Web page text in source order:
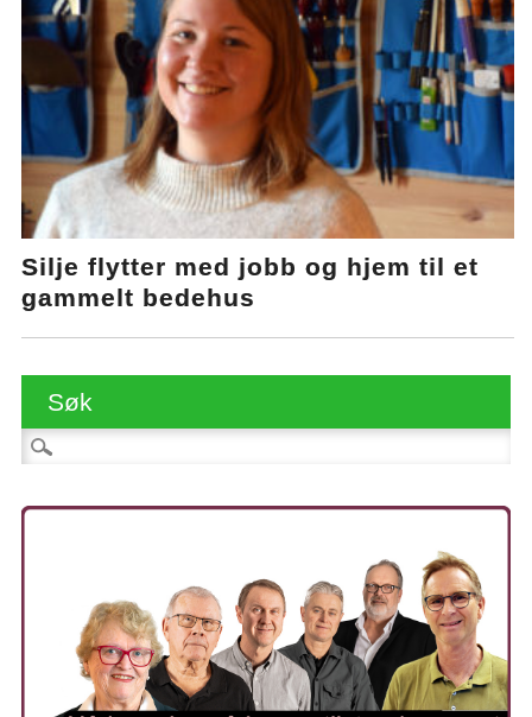
Silje flytter med jobb og hjem til et
gammelt bedehus
Søk
Søk etter: